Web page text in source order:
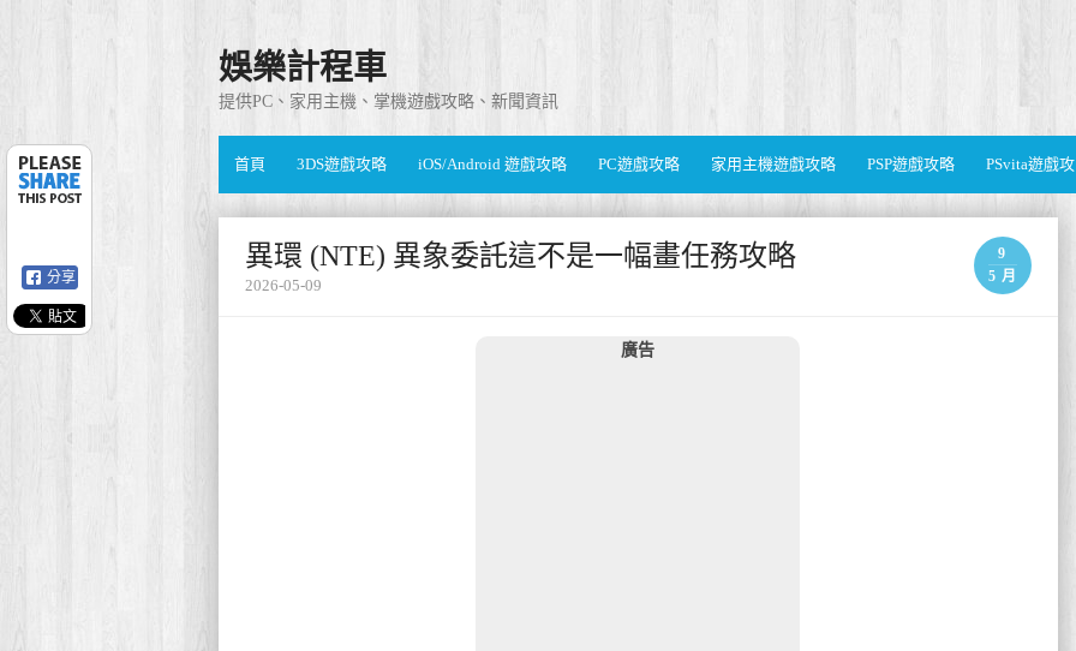
娛樂計程車
提供PC、家用主機、掌機遊戲攻略、新聞資訊
首頁 3DS遊戲攻略 iOS/Android 遊戲攻略 PC遊戲攻略 家用主機遊戲攻略 PSP遊戲攻略 PSvita遊戲
異環 (NTE) 異象委託這不是一幅畫任務攻略
9
5 月
2026-05-09
廣告
分享